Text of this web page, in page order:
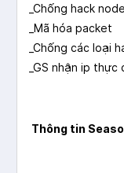
_Chống hack
_Mã hóa packet
_Chống các loại
_GS nhận ip
Thông tin